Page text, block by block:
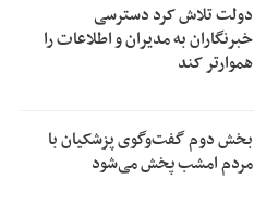
دولت تلاش کرد دسترسی
خبرنگاران به مدیران و اطلاعات را
هموارتر کند
بخش دوم گفت‌وگوی پزشکیان با
مردم امشب پخش می‌شود